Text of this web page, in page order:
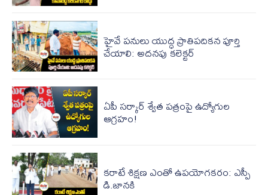
హైవే పనులు యుద్ధ ప్రాతిపదికన పూర్తి
చేయాలి: అదనపు కలెక్టర్
ఏపీ స‌ర్కార్ శ్వేత ప‌త్రంపై ఉద్యోగుల
ఆగ్ర‌హం!
కరాటే శిక్షణ ఎంతో ఉపయోగకరం: ఎస్పీ
డి.జానకి